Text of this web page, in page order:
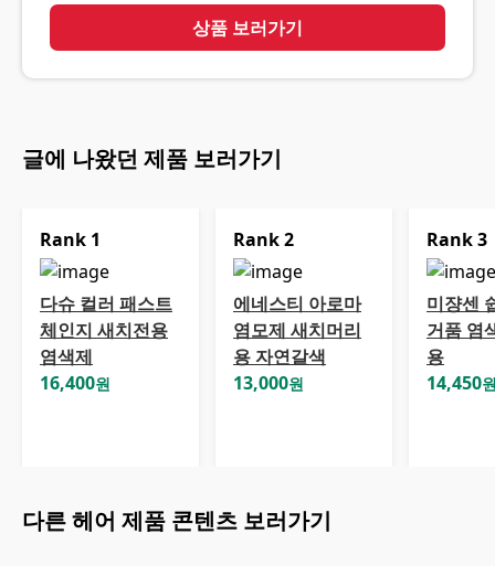
상품 보러가기
글에 나왔던 제품 보러가기
Rank 1
다슈 컬러 패스트
체인지 새치전용
염색제
16,400원
Rank2
에네스티 아로마
염모제 새치머리
용 자연갈색
13,000원
Rank3
미쟝센
거품 염
용
14,450
다른헤어 제품 콘텐츠 보러가기